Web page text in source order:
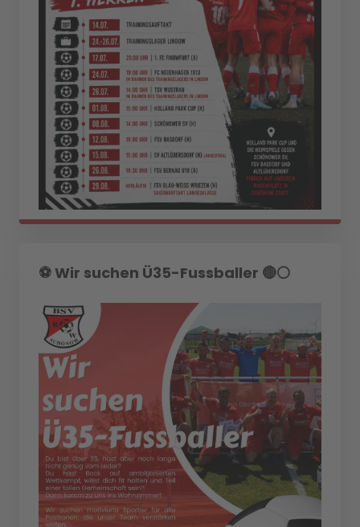
⚽️ Wir suchen Ü35-Fussballer 🔴⚪️